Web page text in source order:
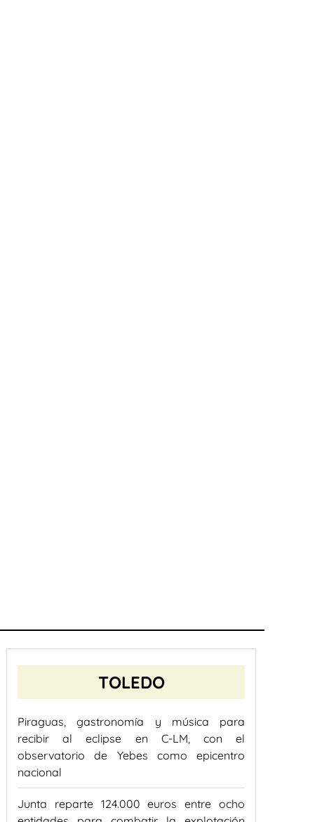
TOLEDO
Piraguas, gastronomía y música para
recibir al eclipse en C-LM, con el
observatorio de Yebes como epicentro
nacional
Junta reparte 124.000 euros entre ocho